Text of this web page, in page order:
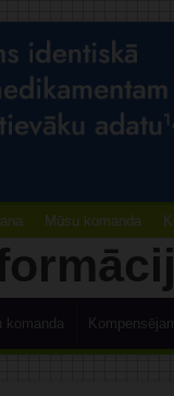
Mūsu komanda
komanda